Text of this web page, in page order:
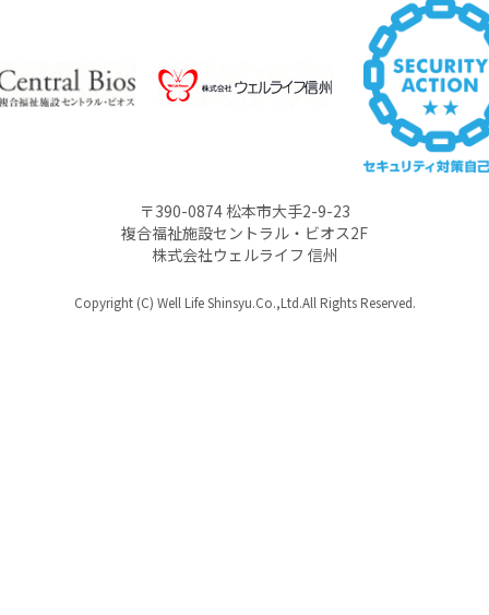
〒390-0874 松本市大手2-9-23
複合福祉施設セントラル・ビオス2F
株式会社ウェルライフ 信州
Copyright (C) Well Life Shinsyu.Co.,Ltd.All Rights Reserved.